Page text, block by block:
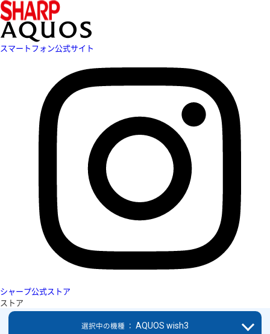
スマートフォン公式サイト
シャープ公式ストア
ストア
選択中の機種 ： AQUOS wish3